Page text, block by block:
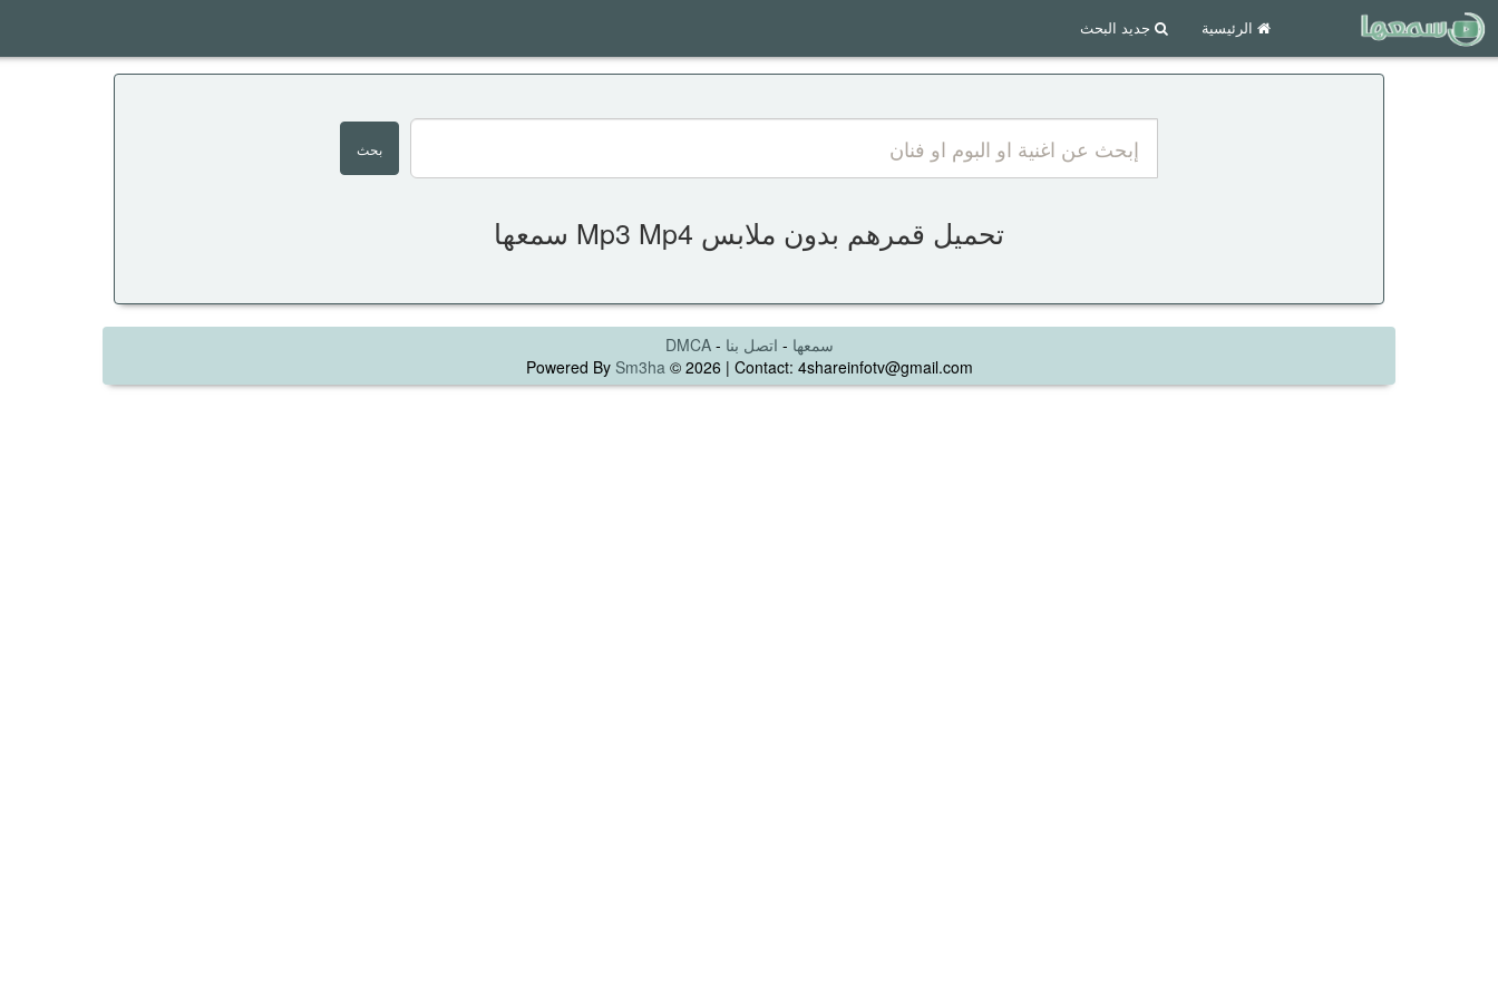
الرئيسية جديد البحث
تحميل قمرهم بدون ملابس Mp3 Mp4 سمعها
سمعها - اتصل بنا -
DMCA
Powered By Sm3ha© 2026 | Contact: 4shareinfotv@gmail.com